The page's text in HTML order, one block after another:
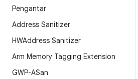
Pengantar
Address Sanitizer
HWAddress Sanitizer
Arm Memory Tagging Extension
GWP-ASan